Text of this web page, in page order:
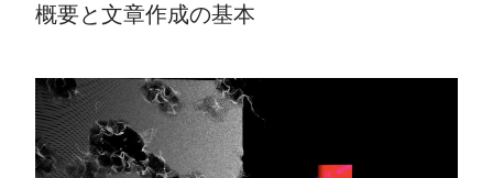
概要と文章作成の基本